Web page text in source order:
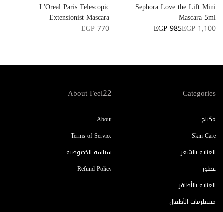
L'Oreal Paris Telescopic
Extensionist Mascara
EGP 770
Sephora Love the Lift Mini
Mascara 5ml
EGP 1,100
EGP 985
Categories
مكياج
Skin Care
العناية بالشعر
عطور
العناية بالأظافر
مستلزمات الأطفال
About Feel22
About
Terms of Service
سياسة الخصوصية
Refund Policy